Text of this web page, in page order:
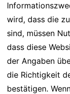
wird, dass die
sind, müssen
dass diese
der Angaben
die Richtigkeit
bestätigen.